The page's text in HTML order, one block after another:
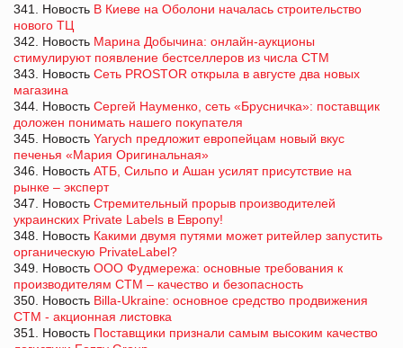
341. Новость В Киеве на Оболони началась строительство
нового ТЦ
342. Новость Марина Добычина: онлайн-аукционы
стимулируют появление бестселлеров из числа СТМ
343. Новость Сеть PROSTOR открыла в августе два новых
магазина
344. Новость Сергей Науменко, сеть «Брусничка»: поставщик
доложен понимать нашего покупателя
345. Новость Yarych предложит европейцам новый вкус
печенья «Мария Оригинальная»
346. Новость АТБ, Сильпо и Ашан усилят присутствие на
рынке – эксперт
347. Новость Стремительный прорыв производителей
украинских Private Labels в Европу!
348. Новость Какими двумя путями может ритейлер запустить
органическую PrivateLabel?
349. Новость ООО Фудмережа: основные требования к
производителям СТМ – качество и безопасность
350. Новость Billa-Ukraine: основное средство продвижения
СТМ - акционная листовка
351. Новость Поставщики признали самым высоким качество